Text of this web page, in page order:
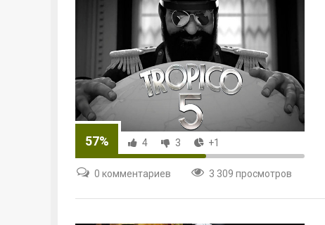
57% 4 3 +1
0 комментариев 3 309 просмотров